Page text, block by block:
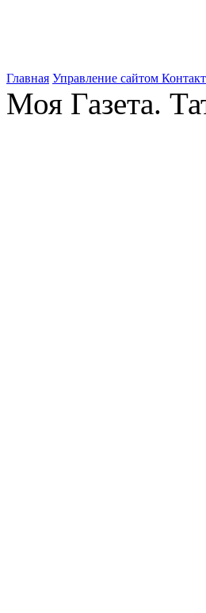
Главная Управление сайтом
Моя Газета.